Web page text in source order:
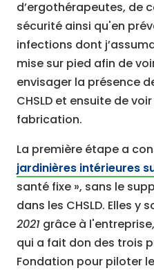
d’ergothérapeutes, de
sécurité ainsi qu'en
infections dont
mise sur pied afin de
envisager la présence
CHSLD et ensuite de
fabrication.
La première étape a
jardinières intérieures
santé fixe », sans le
dans les CHSLD. Elles y
2021 grâce à l'entreprise,
qui a fait don des trois
Fondation pour piloter